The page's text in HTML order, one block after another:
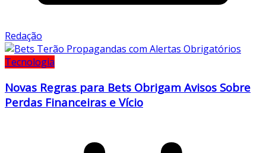
Redação
Tecnologia
Novas Regras para Bets Obrigam Avisos Sobre
Perdas Financeiras e Vício